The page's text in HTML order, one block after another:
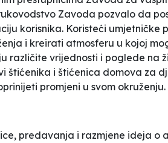
Zavoda pozvalo da
korisnika. Koristeći umjetničke
i kreirati atmosferu u kojoj
različite vrijednosti i poglede na
štićenika i štićenica domova za
promjeni u svom okruženju.
predavanja i razmjene ideja o